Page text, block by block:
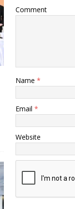
Comment
Name *
Email *
Website